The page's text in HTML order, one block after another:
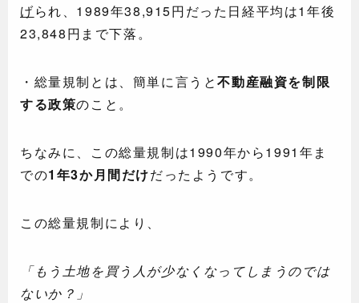
げられ、1989年38,915円だった日経平均は1年後
23,848円まで下落。
・総量規制とは、簡単に言うと不動産融資を制限
する政策のこと。
ちなみに、この総量規制は1990年から1991年ま
での1年3か月間だけだったようです。
この総量規制により、
「もう土地を買う人が少なくなってしまうのでは
ないか？」